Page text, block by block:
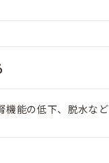
機能の低下、脱水など